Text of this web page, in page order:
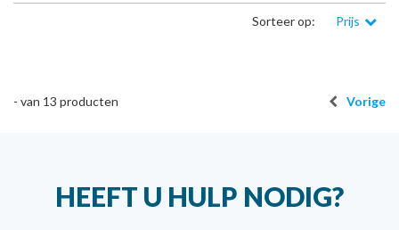
Sorteer op: Prijs
- van 13 producten Vorige
HEEFT U HULP NODIG?